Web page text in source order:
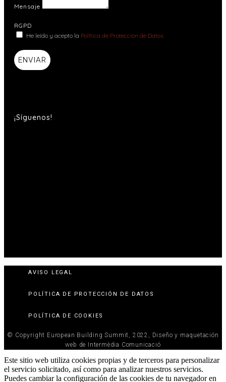
Mensaje
RGPD
He leído y acepto la Política de Protección de Datos
ENVIAR
¡Síguenos!
AVISO LEGAL
POLÍTICA DE PROTECCIÓN DE DATOS
POLÍTICA DE COOKIES
© Copyright European Building Summit, 2022, Diseño y maquetación
web de Intermèdia Comunicació
Este sitio web utiliza cookies propias y de terceros para personalizar
el servicio solicitado, así como para analizar nuestros servicios.
Puedes cambiar la configuración de las cookies de tu navegador en